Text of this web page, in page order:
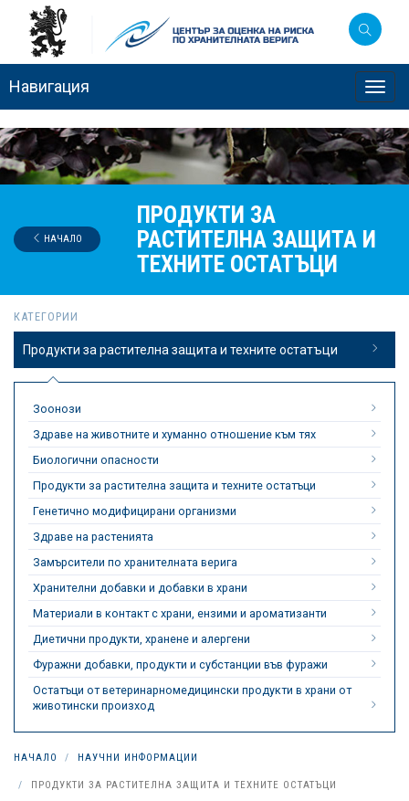
Навигация
ПРОДУКТИ ЗА
РАСТИТЕЛНА ЗАЩИТА И
ТЕХНИТЕ ОСТАТЪЦИ
НАЧАЛО
КАТЕГОРИИ
Продукти за растителна защита и техните остатъци
Зоонози
Здраве на животните и хуманно отношение към тях
Биологични опасности
Продукти за растителна защита и техните остатъци
Генетично модифицирани организми
Здраве на растенията
Замърсители по хранителната верига
Хранителни добавки и добавки в храни
Материали в контакт с храни, ензими и ароматизанти
Диетични продукти, хранене и алергени
Фуражни добавки, продукти и субстанции във фуражи
Остатъци от ветеринарномедицински продукти в храни от
животински произход
НАЧАЛО НАУЧНИ ИНФОРМАЦИИ
ПРОДУКТИ ЗА РАСТИТЕЛНА ЗАЩИТА И ТЕХНИТЕ ОСТАТЪЦИ